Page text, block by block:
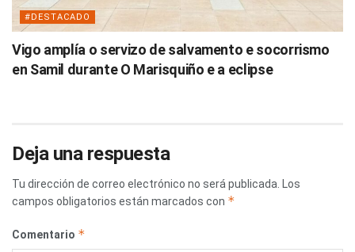
#DESTACADO
Vigo amplía o servizo de salvamento e socorrismo
en Samil durante O Marisquiño e a eclipse
Deja una respuesta
Tu dirección de correo electrónico no será publicada.
Los
campos obligatorios están marcados con *
Comentario *